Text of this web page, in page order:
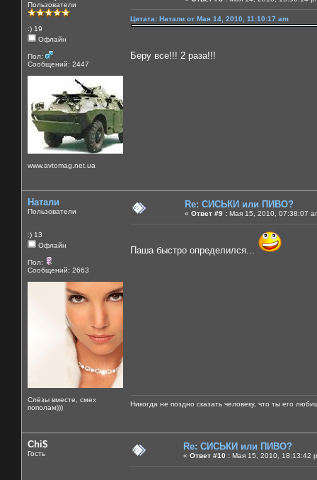
Пользователи
:) 19
Офлайн
Пол:
Сообщений: 2447
www.avtomag.net.ua
Цитата: Натали от Мая 14, 2010, 11:10:17 am
Беру все!!! 2 раза!!!
Натали
Пользователи
:) 13
Офлайн
Пол:
Сообщений: 2663
Слёзы вместе, смех
пополам)))
Re: СИСЬКИ или ПИВО?
« Ответ #9 : Мая 15, 2010, 07:38:07
Паша быстро определился...
Никогда не поздно сказать человеку, что ты его
Chi$
Гость
Re: СИСЬКИ или ПИВО?
« Ответ #10 : Мая 15, 2010, 18:13:42